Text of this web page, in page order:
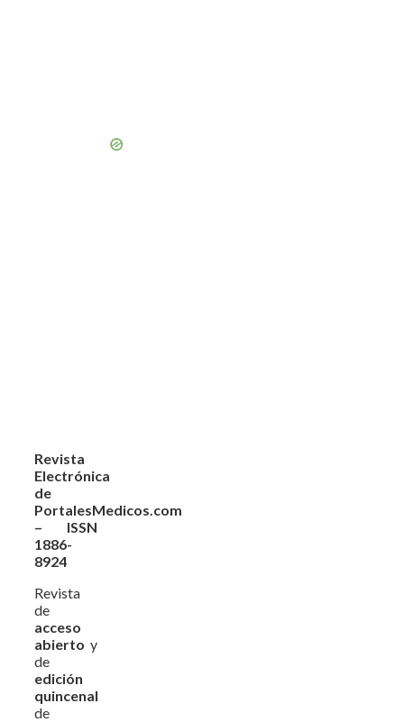
Revista
Electrónica
de
PortalesMedicos.com
– ISSN
1886-
8924
Revista
de
acceso
abierto y
de
edición
quincenal
de